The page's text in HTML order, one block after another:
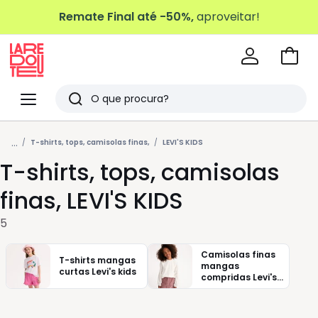
Remate Final até -50%,aproveitar!
Menu
Redoute
Pesquisar
Últimos
artigos
vistos
Ir
... T-shirts, tops, camisolas finas, LEVI'S KIDS
T-shirts, tops, camisolas
finas, LEVI'S KIDS
5
T-shirts mangas
curtas Levi's kids
Camisolas finas
mangas
compridas Levi's
kids